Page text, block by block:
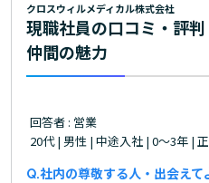
クロスウィルメディカル株式会社
現職社員の口コミ・評判
仲間の魅力
回答者 : 営業
20代 | 男性 | 中途入社 | 0～3年 |
社内の尊敬する人・出会えて